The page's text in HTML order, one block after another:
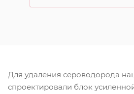
Для удаления сероводорода
спроектировали блок